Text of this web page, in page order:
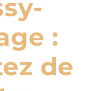
:
de